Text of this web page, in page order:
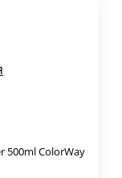
500ml ColorWay